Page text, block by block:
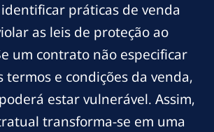
práticas de venda
as leis de proteção ao
um contrato não especificar
termos e condições da venda,
estar vulnerável. Assim,
transforma-se em uma